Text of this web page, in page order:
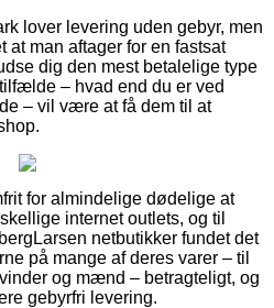
lover levering uden gebyr, men
man aftager for en fastsat
dig den mest betalelige type
– hvad end du er ved
– vil være at få dem til at
for almindelige dødelige at
internet outlets, og til
netbutikker fundet det
på mange af deres varer – til
og mænd – betragteligt, og
gebyrfri levering.